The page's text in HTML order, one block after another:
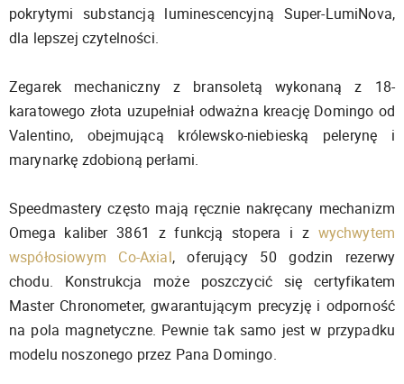
pokrytymi substancją luminescencyjną Super-LumiNova,
dla lepszej czytelności.
Zegarek mechaniczny z bransoletą wykonaną z 18-
karatowego złota uzupełniał odważna kreację Domingo od
Valentino, obejmującą królewsko-niebieską pelerynę i
marynarkę zdobioną perłami.
Speedmastery często mają ręcznie nakręcany mechanizm
Omega kaliber 3861 z funkcją stopera i z wychwytem
współosiowym Co-Axial, oferujący 50 godzin rezerwy
chodu. Konstrukcja może poszczycić się certyfikatem
Master Chronometer, gwarantującym precyzję i odporność
na pola magnetyczne. Pewnie tak samo jest w przypadku
modelu noszonego przez Pana Domingo.